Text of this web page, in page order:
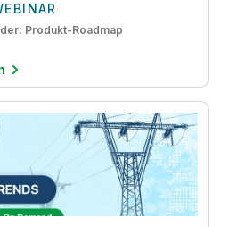
Produkt-Roadmap